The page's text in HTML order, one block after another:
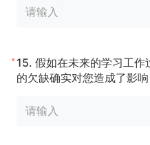
* 15. 假如在未来的学习工作
的欠缺确实对您造成了影